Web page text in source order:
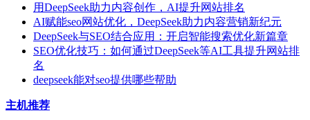
用DeepSeek助力内容创作，AI提升网站排名
AI赋能seo网站优化，DeepSeek助力内容营销新纪元
DeepSeek与SEO结合应用：开启智能搜索优化新篇章
SEO优化技巧：如何通过DeepSeek等AI工具提升网站排
名
deepseek能对seo提供哪些帮助
主机推荐